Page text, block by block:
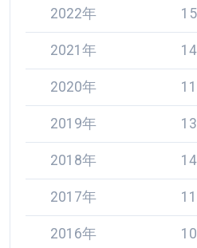
2022年
2021年
2020年
2019年
2018年
2017年
2016年